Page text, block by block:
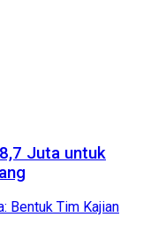
Juta untuk